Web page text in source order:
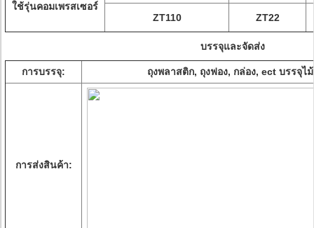
ใช้รุ่นคอมเพรสเซอร์
ZT110 ZT22
บรรจุและจัดส่ง
การบรรจุ: ถุงพลาสติก, ถุงฟอง, กล่อง, ect บรรจุไ
การส่งสินค้า: